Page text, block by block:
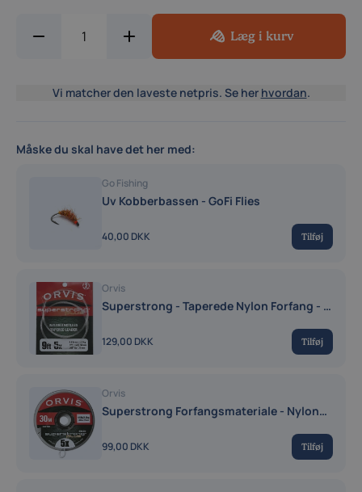
Læg i kurv
Vi matcher den laveste netpris. Se her hvordan.
Måske du skal have det her med:
Go Fishing
Uv Kobberbassen - GoFi Flies
40,00 DKK Tilføj
Orvis
Superstrong - Taperede Nylon Forfang - 2
129,00 DKK Tilføj
Orvis
Superstrong Forfangsmateriale - Nylon
99,00 DKK Tilføj